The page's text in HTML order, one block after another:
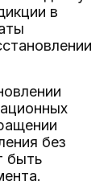
в
без
быть